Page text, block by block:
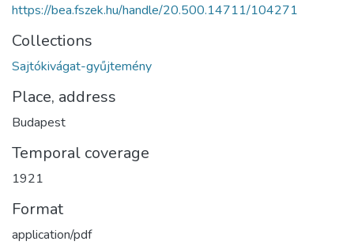
https://bea.fszek.hu/handle/20.500.14711/104271
Collections
Sajtókivágat-gyűjtemény
Place, address
Budapest
Temporal coverage
1921
Format
application/pdf